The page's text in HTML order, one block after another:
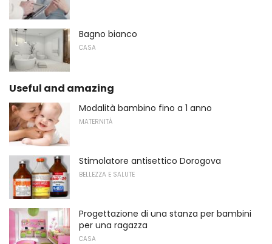
Bagno bianco
CASA
Useful and amazing
Modalità bambino fino a 1 anno
MATERNITÀ
Stimolatore antisettico Dorogova
BELLEZZA E SALUTE
Progettazione di una stanza per bambini
per una ragazza
CASA